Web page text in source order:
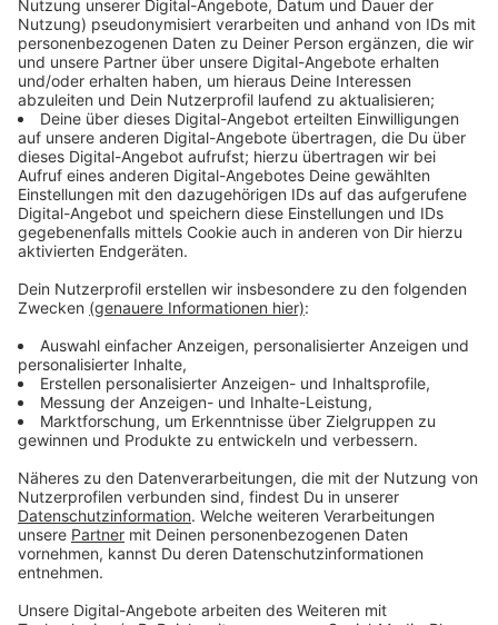
Anzeige
Hinter der Aufstellung der Klaviere steht dasAsphalt-
Festival. Mit dieser Aktion möchte das Festival auf
sein kommendes Programm aufmerksam machen. Die
Instrumente bleiben bis Anfang August an den beiden
genannten Standorten für Euch zugänglich.
Anzeige
Anzeige
Das eigentliche Festival beginnt am 15. Juli. In diesem
Kulturveranstaltungen, die an verschiedenen, teils
besonderen Orten in Düsseldorf stattfinden. Dazu
gehören unter anderem:
Das Gelände der ehemaligen Gerresheimer